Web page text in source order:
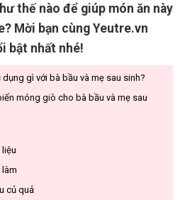
thế nào để giúp món ăn này
Mời bạn cùng Yeutre.vn
bật nhất nhé!
gì với bà bầu và mẹ sau sinh?
móng giò cho bà bầu và mẹ sau
liệu
củ quả